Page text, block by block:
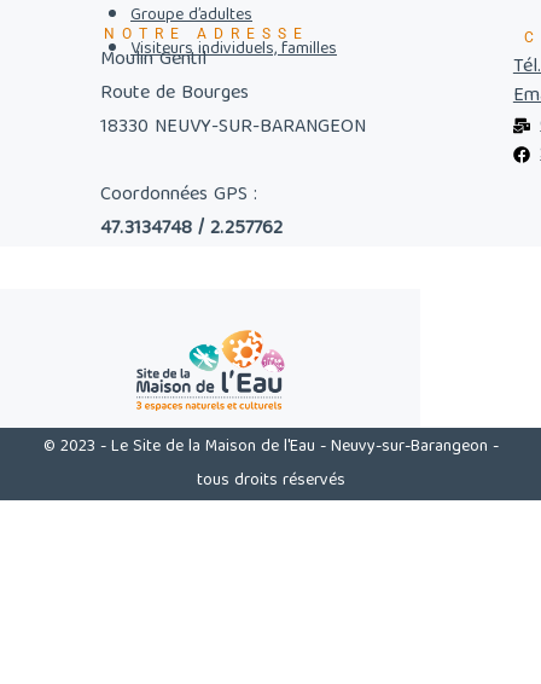
Groupe d’adultes
Visiteurs individuels, familles
NOTRE ADRESSE
Moulin Gentil
Route de Bourges
18330 NEUVY-SUR-BARANGEON
Coordonnées GPS :
47.3134748 / 2.257762
© 2023 - Le Site de la Maison de l'Eau - Neuvy-sur-Barangeon -
tous droits réservés